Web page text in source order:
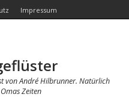
Impressum
von André Hilbrunner. Natürlich
Zeiten